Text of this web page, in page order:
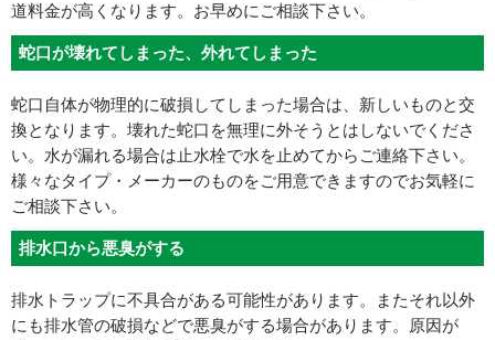
道料金が高くなります。お早めにご相談下さい。
蛇口が壊れてしまった、外れてしまった
蛇口自体が物理的に破損してしまった場合は、新しいものと交
換となります。壊れた蛇口を無理に外そうとはしないでくださ
い。水が漏れる場合は止水栓で水を止めてからご連絡下さい。
様々なタイプ・メーカーのものをご用意できますのでお気軽に
ご相談下さい。
排水口から悪臭がする
排水トラップに不具合がある可能性があります。またそれ以外
にも排水管の破損などで悪臭がする場合があります。原因が